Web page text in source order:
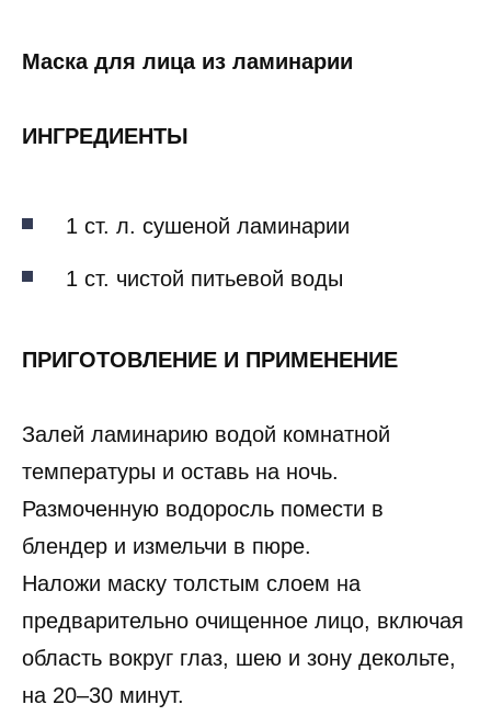
Маска для лица из ламинарии
ИНГРЕДИЕНТЫ
1 ст. л. сушеной ламинарии
1 ст. чистой питьевой воды
ПРИГОТОВЛЕНИЕ И ПРИМЕНЕНИЕ
Залей ламинарию водой комнатной
температуры и оставь на ночь.
Размоченную водоросль помести в
блендер и измельчи в пюре.
Наложи маску толстым слоем на
предварительно очищенное лицо, включая
область вокруг глаз, шею и зону декольте,
на 20–30 минут.